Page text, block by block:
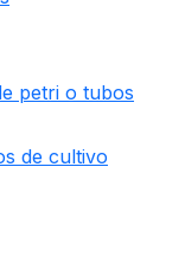
petri o tubos
de cultivo